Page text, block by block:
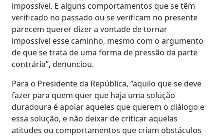
impossível. E alguns comportamentos que se têm
verificado no passado ou se verificam no presente
parecem querer dizer a vontade de tornar
impossível esse caminho, mesmo com o argumento
de que se trata de uma forma de pressão da parte
contrária”, denunciou.
Para o Presidente da República, “aquilo que se deve
fazer para quem quer que haja uma solução
duradoura é apoiar aqueles que querem o diálogo e
essa solução, e não deixar de criticar aquelas
atitudes ou comportamentos que criam obstáculos